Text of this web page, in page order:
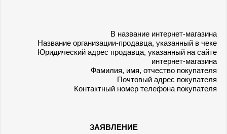
В название интернет-магазина
Название организации-продавца, указанный в чеке
Юридический адрес продавца, указанный на сайте
интернет-магазина
Фамилия, имя, отчество покупателя
Почтовый адрес покупателя
Контактный номер телефона покупателя
ЗАЯВЛЕНИЕ